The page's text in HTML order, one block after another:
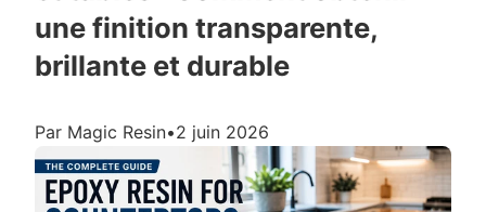
une finition transparente,
brillante et durable
Par Magic Resin•2 juin 2026